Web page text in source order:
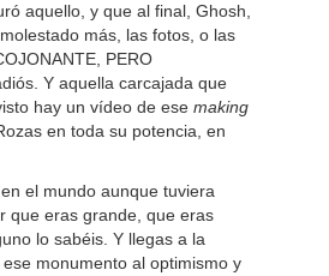
aquello, y que al final, Ghosh,
más, las fotos, o las
PERO
Y aquella carcajada que
hay un vídeo de ese making
en toda su potencia, en
el mundo aunque tuviera
que eras grande, que eras
lo sabéis. Y llegas a la
monumento al optimismo y